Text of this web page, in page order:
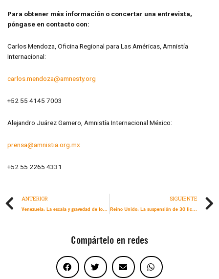
Para obtener más información o concertar una entrevista,
póngase en contacto con:
Carlos Mendoza, Oficina Regional para Las Américas, Amnistía
Internacional:
carlos.mendoza@amnesty.org
+52 55 4145 7003
Alejandro Juárez Gamero, Amnistía Internacional México:
prensa@amnistia.org.mx
+52 55 2265 4331
ANTERIOR
Venezuela: La escala y gravedad de los crímenes en curso exigen acciones urgentes del fiscal de la CPI
SIGUIENTE
Reino Unido: La suspensión de 30 licencias de exportación de armas a Israel es “demasiado limitada”
Compártelo en redes